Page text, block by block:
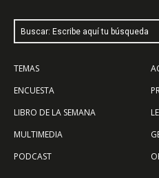
Buscar: Escribe aquí tu búsqueda
TEMAS
ENCUESTA
LIBRO DE LA SEMANA
MULTIMEDIA
PODCAST